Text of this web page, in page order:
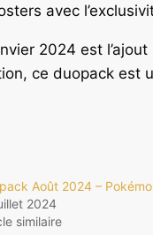
avec
2024 est
ce duopack
Août 2024 –
2024
similaire